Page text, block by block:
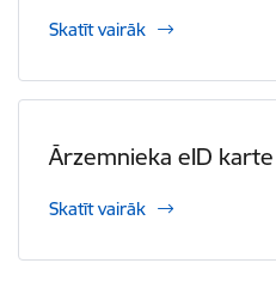
Skatīt vairāk
Ārzemnieka eID karte
Skatīt vairāk